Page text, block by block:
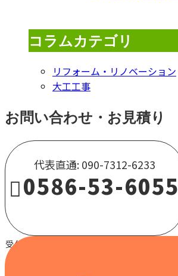
コラムカテゴリ
リフォーム・リノベーション
大工工事
お問い合わせ・お見積り
代表直通: 090-7312-6233
0586-53-6055
受付 / 8:00～18:00 【営業電話固くお断り】